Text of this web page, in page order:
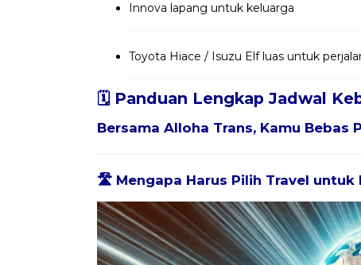
Innova lapang untuk keluarga
Toyota Hiace / Isuzu Elf luas untuk
🗓️ Panduan Lengkap Jadwal
Bersama Alloha Trans, Kamu Bebas
🛣️ Mengapa Harus Pilih Travel untuk